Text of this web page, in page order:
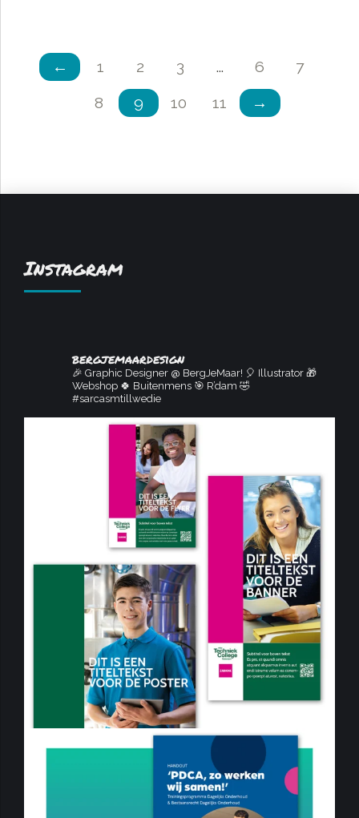
← 1 2 3 … 6
7
8
9 10 11 →
Instagram
bergjemaardesign
🎉 Graphic Designer @ BergJeMaar! 🎈 Illustrator 🎁
Webshop 🍀 Buitenmens 🎯 R’dam 🤣
#sarcasmtillwedie